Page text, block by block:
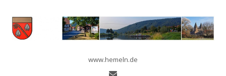
content
www.hemeln.de